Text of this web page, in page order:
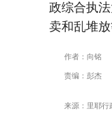
政综合执
卖和乱堆
作者：向铭
责编：彭杰
来源：里耶行